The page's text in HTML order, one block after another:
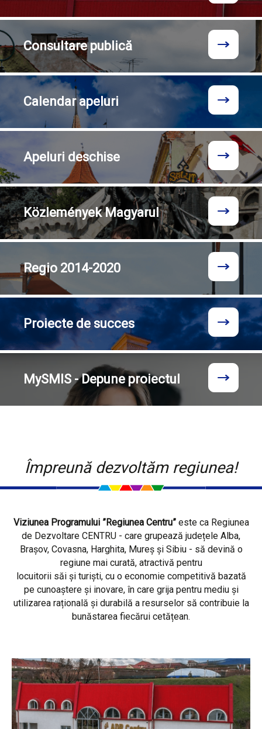
Consultarepublică
Calendarapeluri
Apeluri deschise
KözleményekMagyarul
Regio 2014-2020
Proiecte de succes
MySMIS - Depune proiectul
Împreună dezvoltăm regiunea!
Viziunea Programului ”Regiunea Centru”este ca Regiunea
de Dezvoltare CENTRU - care grupează județele Alba,
Brașov, Covasna, Harghita, Mureș și Sibiu - să devină o
regiune mai curată, atractivă pentru
locuitorii săi și turiști, cu o economie competitivă bazată
pe cunoaștere și inovare, în care grija pentru mediu și
utilizarea rațională și durabilă a resurselor să contribuie la
bunăstarea fiecărui cetățean.